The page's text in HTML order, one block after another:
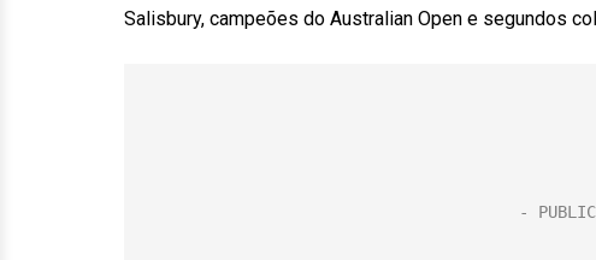
Salisbury, campeões do Australian Open e segundos